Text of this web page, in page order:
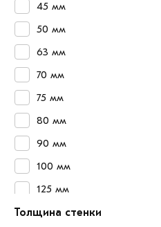
45 мм
50 мм
63 мм
70 мм
75 мм
80 мм
90 мм
100 мм
125 мм
140 мм
Толщина стенки